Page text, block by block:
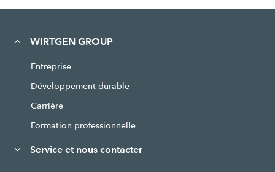
WIRTGEN GROUP
Entreprise
Développement durable
Carrière
Formation professionnelle
Service et nous contacter